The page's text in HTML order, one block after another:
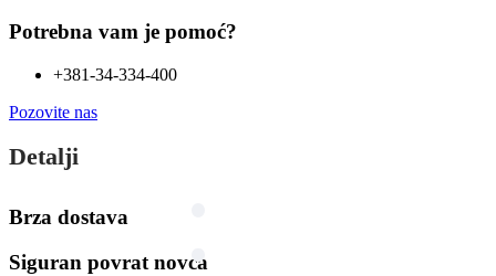
Potrebna vam je pomoć?
+381-34-334-400
Pozovite nas
Detalji
Brza dostava
Siguran povrat novca